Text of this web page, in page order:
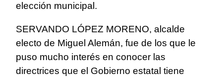
elección municipal.
SERVANDO LÓPEZ MORENO, alcalde
electo de Miguel Alemán, fue de los que le
puso mucho interés en conocer las
directrices que el Gobierno estatal tiene